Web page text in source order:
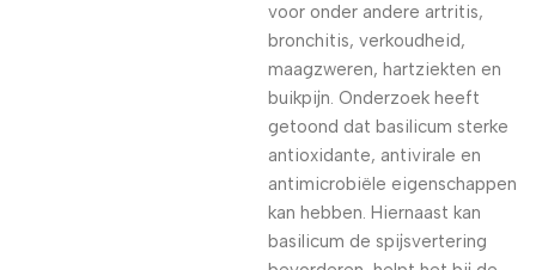
voor onder andere artritis,
bronchitis, verkoudheid,
maagzweren, hartziekten en
buikpijn. Onderzoek heeft
getoond dat basilicum sterke
antioxidante, antivirale en
antimicrobiële eigenschappen
kan hebben. Hiernaast kan
basilicum de spijsvertering